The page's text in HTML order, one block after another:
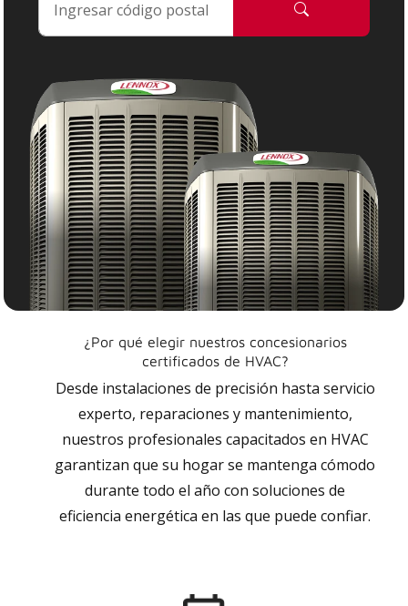
¿Por qué elegir nuestros concesionarios
certificados de HVAC?
Desde instalaciones de precisión hasta servicio
experto, reparaciones y mantenimiento,
nuestros profesionales capacitados en HVAC
garantizan que su hogar se mantenga cómodo
durante todo el año con soluciones de
eficiencia energética en las que puede confiar.